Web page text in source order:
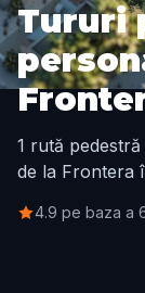
Tururi
1 rută
de la Frontera
4.9 pe baza a